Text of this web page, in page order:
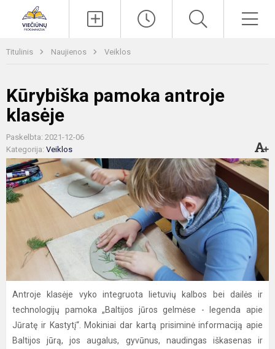
Titulinis Naujienos Veiklos
Kūrybiška pamoka antroje
klasėje
Paskelbta: 2021-12-06
Kategorija: Veiklos
Antroje klasėje vyko integruota lietuvių kalbos bei dailės ir
technologijų pamoka „Baltijos jūros gelmėse - legenda apie
Jūratę ir Kastytį“. Mokiniai dar kartą prisiminė informaciją apie
Baltijos jūrą, jos augalus, gyvūnus, naudingas iškasenas ir